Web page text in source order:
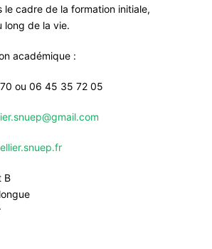
le cadre de la formation initiale,
long de la vie.
académique :
ou 06 45 35 72 05
B